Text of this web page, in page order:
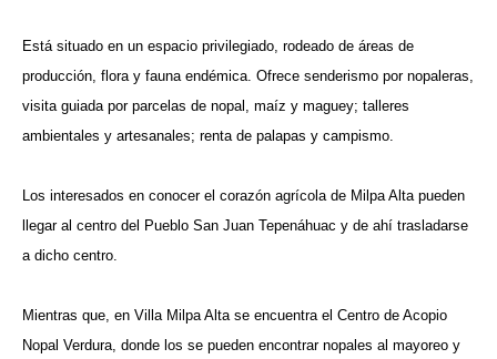
Está situado en un espacio privilegiado, rodeado de áreas de
producción, flora y fauna endémica. Ofrece senderismo por nopaleras,
visita guiada por parcelas de nopal, maíz y maguey; talleres
ambientales y artesanales; renta de palapas y campismo.
Los interesados en conocer el corazón agrícola de Milpa Alta pueden
llegar al centro del Pueblo San Juan Tepenáhuac y de ahí trasladarse
a dicho centro.
Mientras que, en Villa Milpa Alta se encuentra el Centro de Acopio
Nopal Verdura, donde los se pueden encontrar nopales al mayoreo y